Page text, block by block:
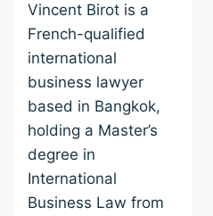
Vincent Birot is a
French-qualified
international
business lawyer
based in Bangkok,
holding a Master’s
degree in
International
Business Law from